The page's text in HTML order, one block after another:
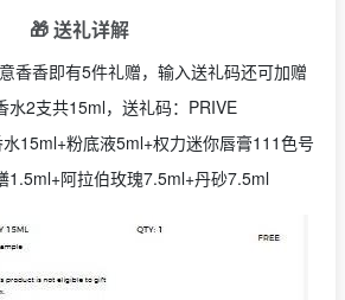
🎁 送礼详解
香香即有5件礼赠，输入送礼码还可加赠
水2支共15ml，送礼码：PRIVE
15ml+粉底液5ml+权力迷你唇膏111色号
1.5ml+阿拉伯玫瑰7.5ml+丹砂7.5ml